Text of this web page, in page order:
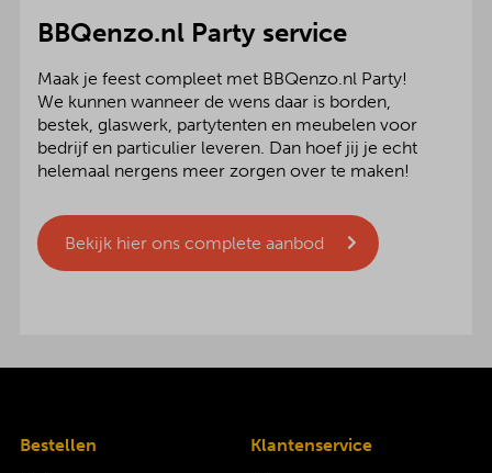
BBQenzo.nl Party service
Maak je feest compleet met BBQenzo.nl Party!
We kunnen wanneer de wens daar is borden,
bestek, glaswerk, partytenten en meubelen voor
bedrijf en particulier leveren. Dan hoef jij je echt
helemaal nergens meer zorgen over te maken!
Bekijk hier ons complete aanbod
Bestellen
Klantenservice